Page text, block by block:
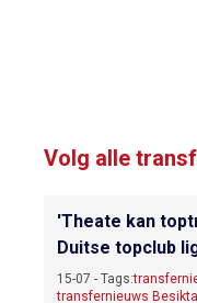
Volg alle
'Theate kan
Duitse topclub
15-07 - Tags:
transfernieuws